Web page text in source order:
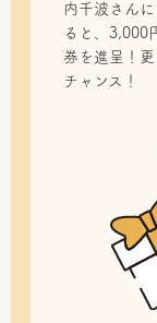
内千波さん
ると、3,000
券を進呈！
チャンス！